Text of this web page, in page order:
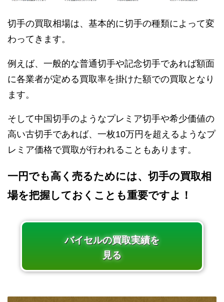
切手の買取相場は、基本的に切手の種類によって変
わってきます。
例えば、一般的な普通切手や記念切手であれば額面
に各業者が定める買取率を掛けた額での買取となり
ます。
そして中国切手のようなプレミア切手や希少価値の
高い古切手であれば、一枚10万円を超えるようなプ
レミア価格で買取が行われることもあります。
一円でも高く売るためには、切手の買取相
場を把握しておくことも重要ですよ！
バイセルの買取実績を
見る